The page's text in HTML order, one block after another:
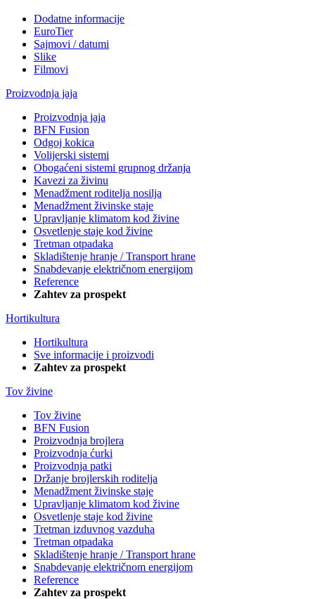
Dodatne informacije
EuroTier
Sajmovi / datumi
Slike
Filmovi
Proizvodnja jaja
Proizvodnja jaja
BFN Fusion
Odgoj kokica
Volijerski sistemi
Obogaćeni sistemi grupnog držanja
Kavezi za živinu
Menadžment roditelja nosilja
Menadžment živinske staje
Upravljanje klimatom kod živine
Osvetlenje staje kod živine
Tretman otpadaka
Skladištenje hranje / Transport hrane
Snabdevanje električnom energijom
Reference
Zahtev za prospekt
Hortikultura
Hortikultura
Sve informacije i proizvodi
Zahtev za prospekt
Tov živine
Tov živine
BFN Fusion
Proizvodnja brojlera
Proizvodnja ćurki
Proizvodnja patki
Držanje brojlerskih roditelja
Menadžment živinske staje
Upravljanje klimatom kod živine
Osvetlenje staje kod živine
Tretman izduvnog vazduha
Tretman otpadaka
Skladištenje hranje / Transport hrane
Snabdevanje električnom energijom
Reference
Zahtev za prospekt